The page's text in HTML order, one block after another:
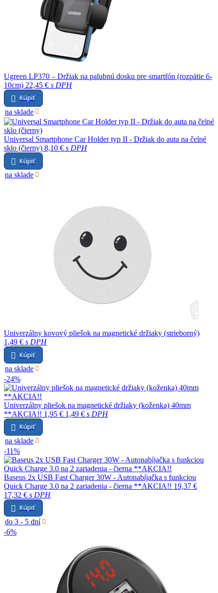
Ugreen LP370 – Držiak na palubnú dosku pre smartfón (rozpätie 6-
10cm) 22,45 € s DPH
Kúpiť
na sklade
Universal Smartphone Car Holder typ II - Držiak do auta na čelné
sklo (čierny) 8,10 € s DPH
Kúpiť
na sklade
Univerzálny kovový pliešok na magnetické držiaky (strieborný)
1,49 € s DPH
Kúpiť
na sklade
-24%
Univerzálny pliešok na magnetické držiaky (koženka) 40mm
**AKCIA!! 1,95 € 1,49 € s DPH
Kúpiť
na sklade
-11%
Baseus 2x USB Fast Charger 30W - Autonabíjačka s funkciou
Quick Charge 3.0 na 2 zariadenia - čierna **AKCIA!! 19,37 €
17,32 € s DPH
Kúpiť
do 3 - 5 dní
-6%